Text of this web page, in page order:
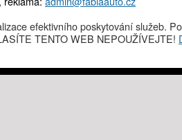
efektivního poskytování služeb.
TENTO WEB NEPOUŽÍVEJTE!